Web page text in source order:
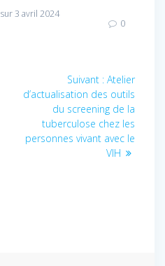
sur 3 avril 2024
0
Suivant : Article
suivant
:
Atelier
d’actualisation des outils
du screening de la
tuberculose chez les
personnes vivant avec le
VIH